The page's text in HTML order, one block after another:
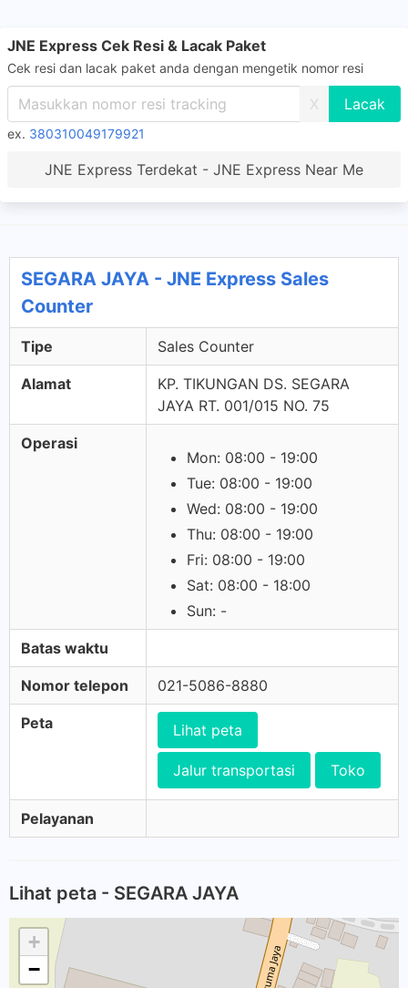
JNE Express Cek Resi & Lacak Paket
Cek resi dan lacak paket anda dengan mengetik nomor resi
X
ex. 380310049179921
JNE Express Terdekat - JNE Express Near Me
SEGARA JAYA - JNE Express Sales
Counter
Tipe Sales Counter
Alamat
KP. TIKUNGAN DS. SEGARA
JAYA RT. 001/015 NO. 75
Operasi
Mon: 08:00 - 19:00
Tue: 08:00 - 19:00
Wed: 08:00 - 19:00
Thu: 08:00 - 19:00
Fri: 08:00 - 19:00
Sat: 08:00 - 18:00
Sun: -
Batas waktu
Nomor telepon 021-5086-8880
Peta Lihat peta
Jalur transportasi Toko
Pelayanan
Lihat peta - SEGARA JAYA
+
−